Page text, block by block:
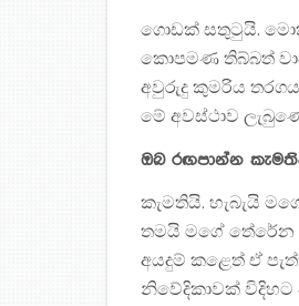
ගොඩක් සතුටුයි.
කොපමණ තිබ්බත්
අවුරුදු කුමරිය
මේ අවස්ථාව
ඔබ රඟපාන්න
කැමතියි. හැබැයි
තමයි මගේ තේරේන
අයදුම් කළෙත් ඒ
නිවේදිකාවක්